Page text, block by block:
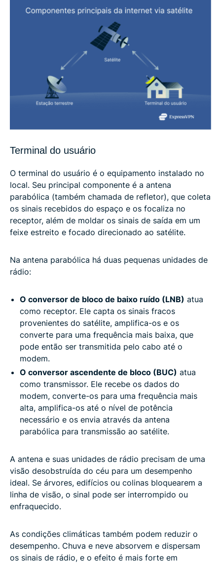
Terminal do usuário
O terminal do usuário é o equipamento instalado no
local. Seu principal componente é a antena
parabólica (também chamada de refletor), que coleta
os sinais recebidos do espaço e os focaliza no
receptor, além de moldar os sinais de saída em um
feixe estreito e focado direcionado ao satélite.
Na antena parabólica há duas pequenas unidades de
rádio:
O conversor de bloco de baixo ruído (LNB) atua
como receptor. Ele capta os sinais fracos
provenientes do satélite, amplifica-os e os
converte para uma frequência mais baixa, que
pode então ser transmitida pelo cabo até o
modem.
O conversor ascendente de bloco (BUC) atua
como transmissor. Ele recebe os dados do
modem, converte-os para uma frequência mais
alta, amplifica-os até o nível de potência
necessário e os envia através da antena
parabólica para transmissão ao satélite.
A antena e suas unidades de rádio precisam de uma
visão desobstruída do céu para um desempenho
ideal. Se árvores, edifícios ou colinas bloquearem a
linha de visão, o sinal pode ser interrompido ou
enfraquecido.
As condições climáticas também podem reduzir o
desempenho. Chuva e neve absorvem e dispersam
os sinais de rádio, e o efeito é mais forte em